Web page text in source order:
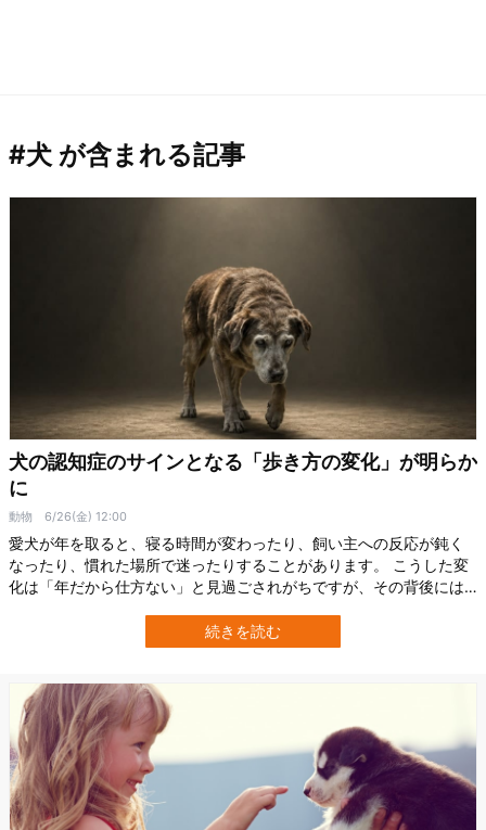
#犬 が含まれる記事
犬の認知症のサインとなる「歩き方の変化」が明らか
に
動物 6/26(金) 12:00
愛犬が年を取ると、寝る時間が変わったり、飼い主への反応が鈍く
なったり、慣れた場所で迷ったりすることがあります。 こうした変
化は「年だから仕方ない」と見過ごされがちですが、その背後には
症に似た状態があり、これは「犬認知機能不全」または「認知機能
不全症候群」と呼ばれています。 ただし、通常の老化と見分けるの
続きを読む